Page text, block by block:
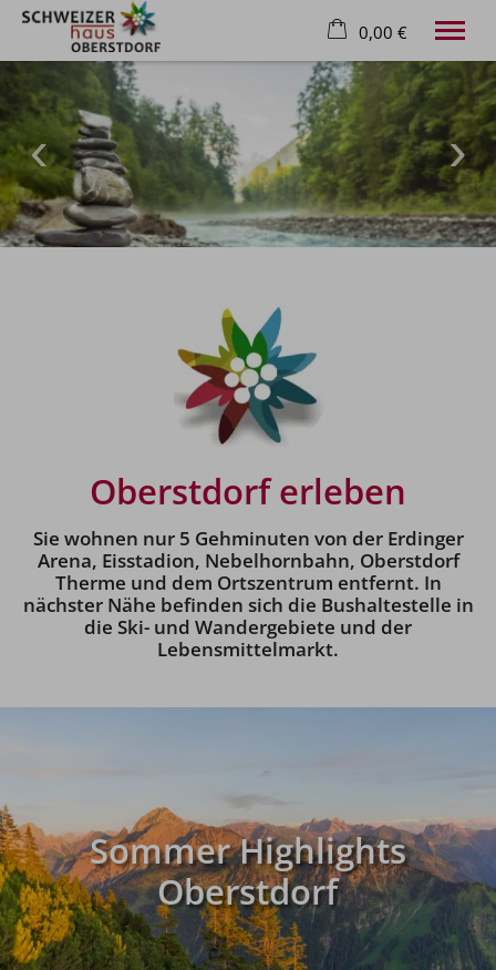
22. bis 29. August
2 Erwachsene
Willkommen
Ferienwohnung
0,00 €
×
Warenkorb ist leer
Oberstdorf erleben
Sie wohnen nur 5 Gehminuten von der Erdinger
Arena, Eisstadion, Nebelhornbahn, Oberstdorf
Therme und dem Ortszentrum entfernt. In
nächster Nähe befinden sich die Bushaltestelle in
die Ski- und Wandergebiete und der
Lebensmittelmarkt.
Sommer Highlights
Oberstdorf